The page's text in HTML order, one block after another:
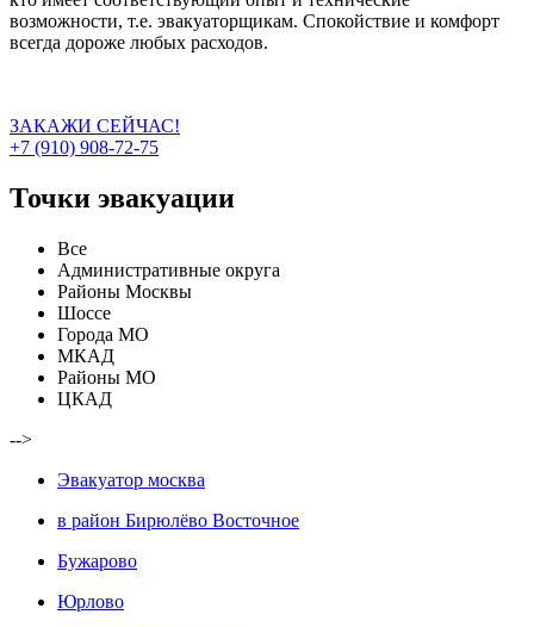
возможности, т.е. эвакуаторщикам. Спокойствие и комфорт
всегда дороже любых расходов.
ЗАКАЖИ СЕЙЧАС!
+7 (910) 908-72-75
Точки эвакуации
Все
Административные округа
Районы Москвы
Шоссе
Города МО
МКАД
Районы МО
ЦКАД
-->
Эвакуатор москва
в район Бирюлёво Восточное
Бужарово
Юрлово